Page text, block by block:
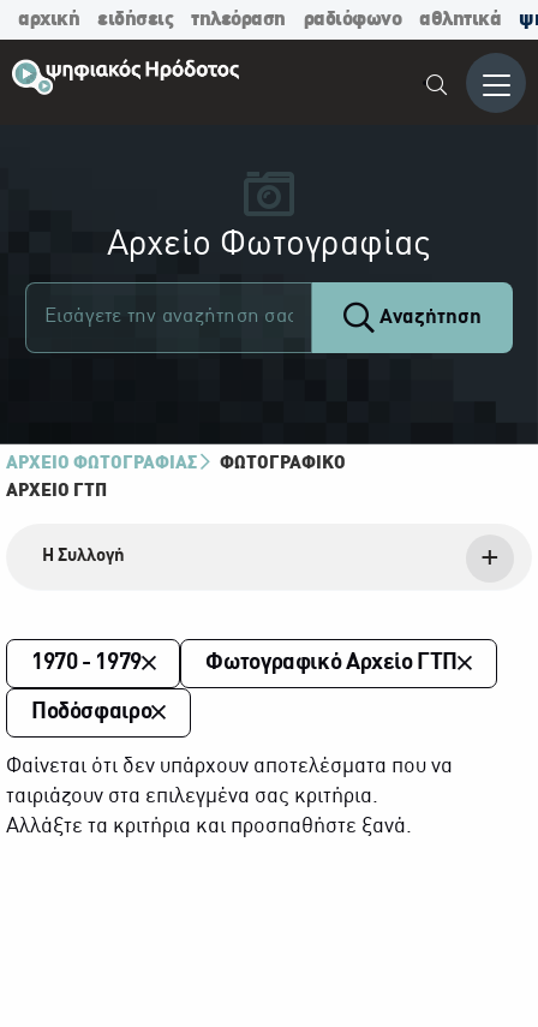
αρχική ειδήσεις τηλεόραση ραδιόφωνο αθλητικά
Μενού
Αρχείο Φωτογραφίας
Αναζήτηση
ΑΡΧΕΙΟ ΦΩΤΟΓΡΑΦΙΑΣ
ΦΩΤΟΓΡΑΦΙΚΌ
ΑΡΧΕΊΟ ΓΤΠ
Η Συλλογή
1970 - 1979 Φωτογραφικό Αρχείο ΓΤΠ
Ποδόσφαιρο
Φαίνεται ότι δεν υπάρχουν αποτελέσματα που να
ταιριάζουν στα επιλεγμένα σας κριτήρια.
Αλλάξτε τα κριτήρια και προσπαθήστε ξανά.